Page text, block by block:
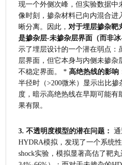
现一个外侧次峰，但实验数据中
像时刻，掺杂材料已向内混合进
晰分离。因此， 对于埋层掺杂靶
是掺杂层-未掺杂层界面（而非
示了埋层设计的一个潜在弱点：
层界面，但它本身与内侧未掺杂
不稳定界面。 * 高绝热线的影响
半径时（>200微米）显示出比
度，暗示高绝热线在早期可能有
果有限。
3. 不透明度模型的潜在问题：
HYDRA模拟，发现了一个系统
shock实验，模拟显著高估了靶